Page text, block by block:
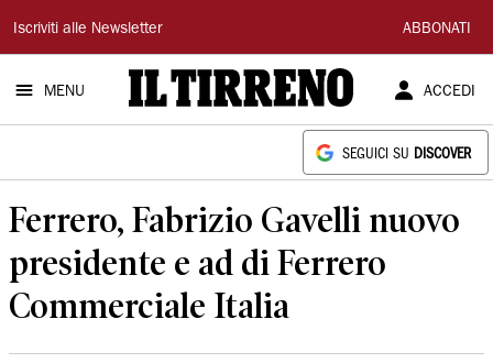
Il
Tirreno
Iscriviti alle Newsletter ABBONATI
MENU ACCEDI
SEGUICI SU DISCOVER
Ferrero, Fabrizio Gavelli nuovo
presidente e ad di Ferrero
Commerciale Italia